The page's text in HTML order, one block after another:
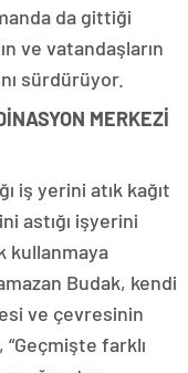
da gittiği
ve vatandaşların
sürdürüyor.
MERKEZİ
iş yerini atık kağıt
astığı işyerini
kullanmaya
Budak, kendi
ve çevresinin
“Geçmişte farklı